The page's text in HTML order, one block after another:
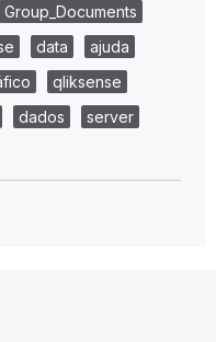
Group_Documents
data
ajuda
qliksense
dados
server